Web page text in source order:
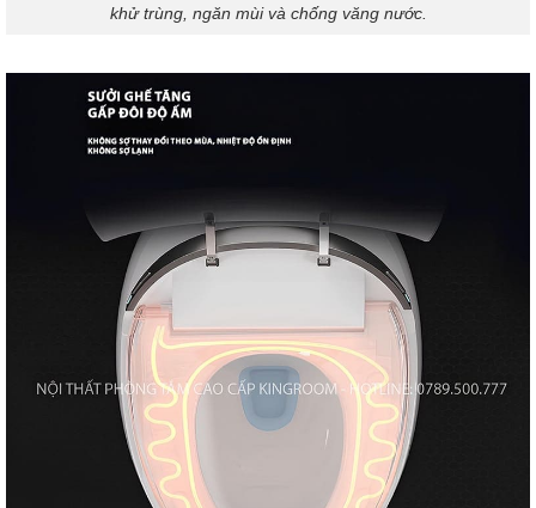
khử trùng, ngăn mùi và chống văng nước.